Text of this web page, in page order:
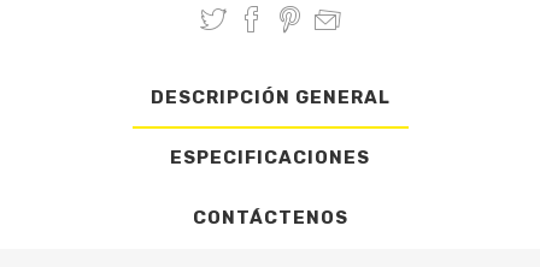
DESCRIPCIÓN GENERAL
ESPECIFICACIONES
CONTÁCTENOS